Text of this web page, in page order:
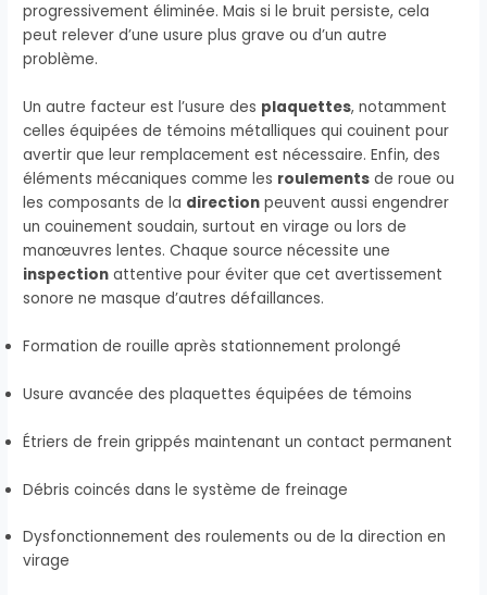
progressivement éliminée. Mais si le bruit persiste, cela
peut relever d’une usure plus grave ou d’un autre
problème.
Un autre facteur est l’usure des plaquettes, notamment
celles équipées de témoins métalliques qui couinent pour
avertir que leur remplacement est nécessaire. Enfin, des
éléments mécaniques comme les roulements de roue ou
les composants de la direction peuvent aussi engendrer
un couinement soudain, surtout en virage ou lors de
manœuvres lentes. Chaque source nécessite une
inspection attentive pour éviter que cet avertissement
sonore ne masque d’autres défaillances.
Formation de rouille après stationnement prolongé
Usure avancée des plaquettes équipées de témoins
Étriers de frein grippés maintenant un contact permanent
Débris coincés dans le système de freinage
Dysfonctionnement des roulements ou de la direction en
virage